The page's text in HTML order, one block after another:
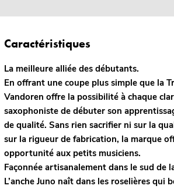
Caractéristiques
La meilleure alliée des débutants.
En offrant une coupe plus simple que la
Vandoren offre la possibilité à chaque
saxophoniste de débuter son
de qualité. Sans rien sacrifier ni sur la
sur la rigueur de fabrication, la marque
opportunité aux petits musiciens.
Façonnée artisanalement dans le sud de
L’anche Juno naît dans les roselières qui